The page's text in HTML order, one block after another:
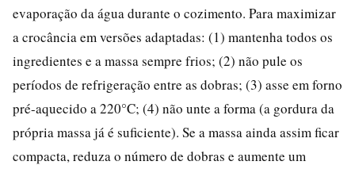
evaporação da água durante o cozimento. Para maximizar
a crocância em versões adaptadas: (1) mantenha todos os
ingredientes e a massa sempre frios; (2) não pule os
períodos de refrigeração entre as dobras; (3) asse em forno
pré-aquecido a 220°C; (4) não unte a forma (a gordura da
própria massa já é suficiente). Se a massa ainda assim ficar
compacta, reduza o número de dobras e aumente um